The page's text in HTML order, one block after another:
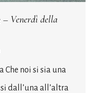
– Venerdì della
noi si sia una
dall’una all’altra